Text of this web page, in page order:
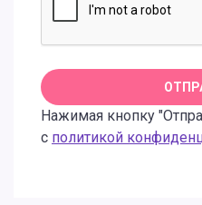
Нажимая кнопку
с политикой